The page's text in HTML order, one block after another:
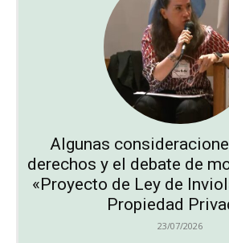
Algunas
derechos y el debate de
«Proyecto de Ley de
Propiedad
23/07/2026